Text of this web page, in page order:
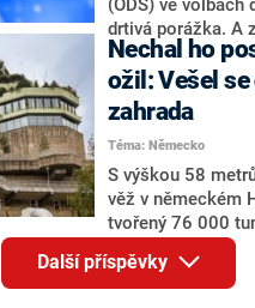
(ODS) ve
drtivá porážka. A
Těmito slovy
na výrok
Česku, které
u vlády. Zeman v
fenomén
bývalých
agresivnímu
Nechal ho
ožil: Vešel
zahrada
Téma: Německo
S výškou 58
věž v německém
tvořený 76 000
nejtemnější
nuceně nasazení
Překvapivě však
Další příspěvky